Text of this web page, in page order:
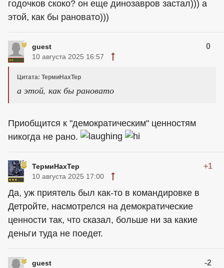
годочков скоко? он еще динозавров застал))) а
этой, как бы рановато)))
guest 0
10 августа 2025 16:57
Цитата: ТермиНахТер
а этой, как бы рановато
Приобщится к "демократическим" ценностям
никогда не рано.
ТермиНахТер +1
10 августа 2025 17:00
Да, уж приятель был как-то в командировке в
Детройте, насмотрелся на демократические
ценности так, что сказал, больше ни за какие
деньги туда не поедет.
guest -2